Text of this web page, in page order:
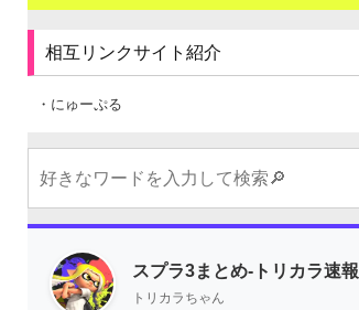
相互リンクサイト紹介
・にゅーぷる
スプラ3まとめ-トリカラ速報
トリカラちゃん